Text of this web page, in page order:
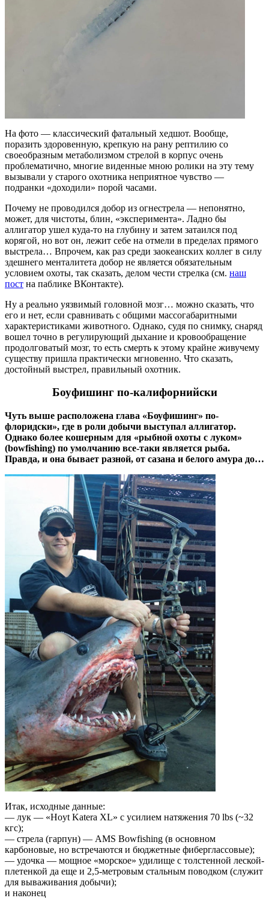
На фото — классический фатальный хедшот. Вообще,
поразить здоровенную, крепкую на рану рептилию со
своеобразным метаболизмом стрелой в корпус очень
проблематично, многие виденные мною ролики на эту тему
вызывали у старого охотника неприятное чувство —
подранки «доходили» порой часами.
Почему не проводился добор из огнестрела — непонятно,
может, для чистоты, блин, «эксперимента». Ладно бы
аллигатор ушел куда-то на глубину и затем затаился под
корягой, но вот он, лежит себе на отмели в пределах прямого
выстрела… Впрочем, как раз среди заокеанских коллег в силу
здешнего менталитета добор не является обязательным
условием охоты, так сказать, делом чести стрелка (см. наш
пост на паблике ВКонтакте).
Ну а реально уязвимый головной мозг… можно сказать, что
его и нет, если сравнивать с общими массогабаритными
характеристиками животного. Однако, судя по снимку, снаряд
вошел точно в регулирующий дыхание и кровообращение
продолговатый мозг, то есть смерть к этому крайне живучему
существу пришла практически мгновенно. Что сказать,
достойный выстрел, правильный охотник.
Боуфишинг по-калифорнийски
Чуть выше расположена глава «Боуфишинг» по-
флоридски», где в роли добычи выступал аллигатор.
Однако более кошерным для «рыбной охоты с луком»
(bowfishing) по умолчанию все-таки является рыба.
Правда, и она бывает разной, от сазана и белого амура до…
Итак, исходные данные:
— лук — «Hoyt Katera XL» с усилием натяжения 70 lbs (~32
кгс);
— стрела (гарпун) — AMS Bowfishing (в основном
карбоновые, но встречаются и бюджетные фиберглассовые);
— удочка — мощное «морское» удилище с толстенной леской-
плетенкой да еще и 2,5-метровым стальным поводком (служит
для вываживания добычи);
и наконец